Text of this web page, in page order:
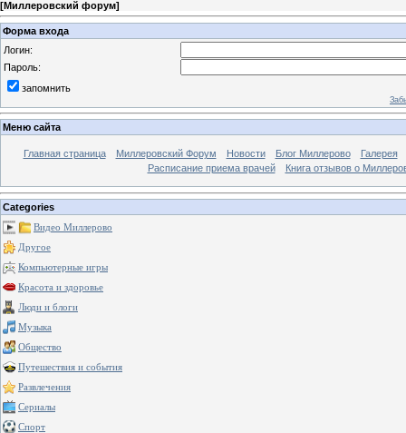
[Миллеровский форум]
Форма входа
Логин:
Пароль:
запомнить
Меню сайта
Главная страница Миллеровский Форум Новости Блог Миллерово
Галерея
Расписание приема врачей
Книга отзывов о
Categories
Видео Миллерово
Другое
Компьютерные игры
Красота и здоровье
Люди и блоги
Музыка
Общество
Путешествия и события
Развлечения
Сериалы
Спорт